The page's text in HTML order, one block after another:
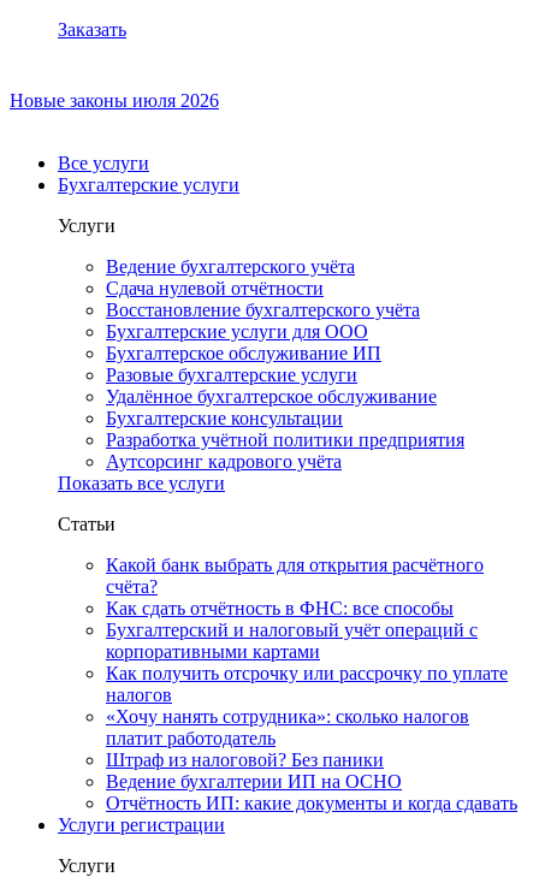
Заказать
Новые законы июля 2026
Все услуги
Бухгалтерские услуги
Услуги
Ведение бухгалтерского учёта
Сдача нулевой отчётности
Восстановление бухгалтерского учёта
Бухгалтерские услуги для ООО
Бухгалтерское обслуживание ИП
Разовые бухгалтерские услуги
Удалённое бухгалтерское обслуживание
Бухгалтерские консультации
Разработка учётной политики предприятия
Аутсорсинг кадрового учёта
Показать все услуги
Статьи
Какой банк выбрать для открытия расчётного
счёта?
Как сдать отчётность в ФНС: все способы
Бухгалтерский и налоговый учёт операций с
корпоративными картами
Как получить отсрочку или рассрочку по уплате
налогов
«Хочу нанять сотрудника»: сколько налогов
платит работодатель
Штраф из налоговой? Без паники
Ведение бухгалтерии ИП на ОСНО
Отчётность ИП: какие документы и когда сдавать
Услуги регистрации
Услуги